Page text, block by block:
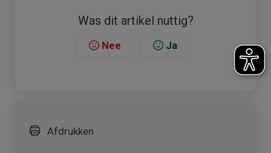
Was dit artikel nuttig?
Nee Ja
Afdrukken